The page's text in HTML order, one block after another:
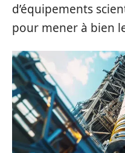
d’équipements
pour mener à bien